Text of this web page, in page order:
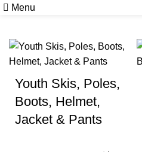
Menu
Youth Skis, Poles,
Boots, Helmet,
Jacket & Pants